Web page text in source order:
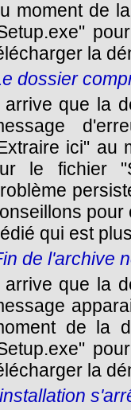
moment de
la
dossier
arrive que la
ici" au
le fichier
pour
qui est
de l'archive
arrive que la
de la
la